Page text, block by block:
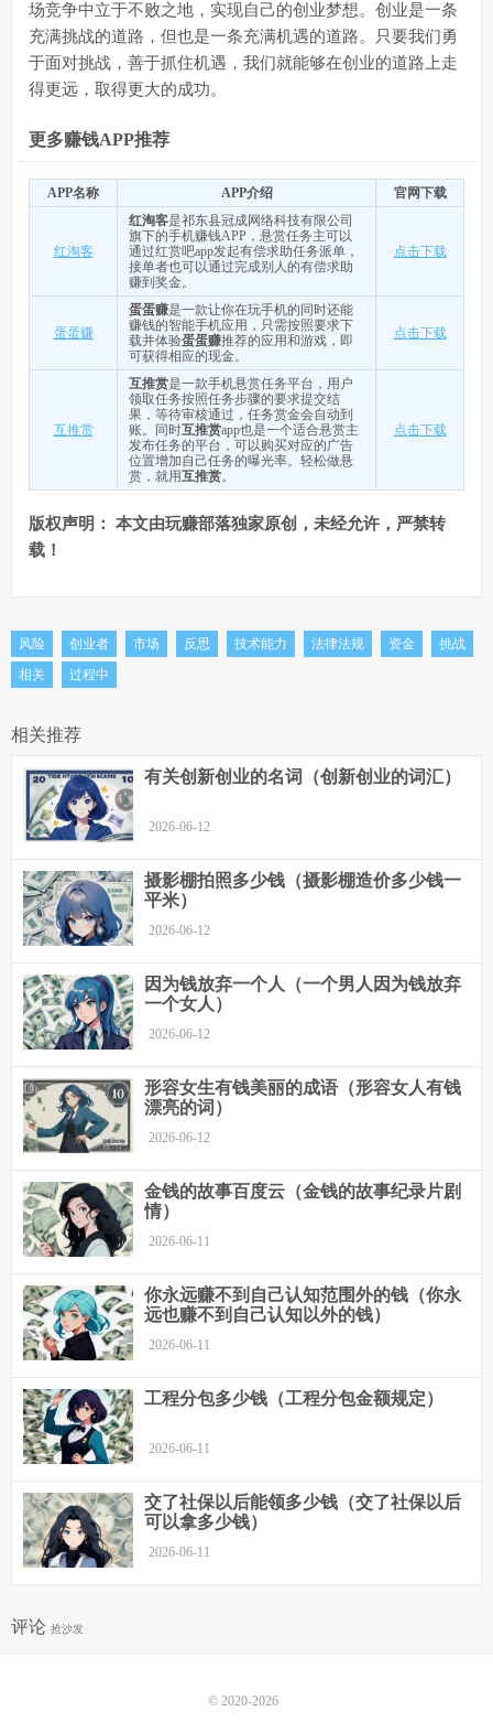
场竞争中立于不败之地，实现自己的创业梦想。创业是一条
充满挑战的道路，但也是一条充满机遇的道路。只要我们勇
于面对挑战，善于抓住机遇，我们就能够在创业的道路上走
得更远，取得更大的成功。
更多赚钱APP推荐
APP名称 APP介绍 官网下载
红淘客
红淘客是祁东县冠成网络科技有限公司
旗下的手机赚钱APP，悬赏任务主可以
通过红赏吧app发起有偿求助任务派单，
接单者也可以通过完成别人的有偿求助
赚到奖金。
点击下载
蛋蛋赚
蛋蛋赚是一款让你在玩手机的同时还能
赚钱的智能手机应用，只需按照要求下
载并体验蛋蛋赚推荐的应用和游戏，即
可获得相应的现金。
点击下载
互推赏
互推赏是一款手机悬赏任务平台，用户
领取任务按照任务步骤的要求提交结
果，等待审核通过，任务赏金会自动到
账。同时互推赏app也是一个适合悬赏主
发布任务的平台，可以购买对应的广告
位置增加自己任务的曝光率。轻松做悬
赏，就用互推赏。
点击下载
版权声明：
本文由玩赚部落独家原创，未经允许，严禁转
载！
风险 创业者 市场 反思 技术能力 法律法规 资金
挑战
相关
过程中
相关推荐
有关创新创业的名词（创新创业的词汇）
2026-06-12
摄影棚拍照多少钱（摄影棚造价多少钱一
平米）
2026-06-12
因为钱放弃一个人（一个男人因为钱放弃
一个女人）
2026-06-12
形容女生有钱美丽的成语（形容女人有钱
漂亮的词）
2026-06-12
金钱的故事百度云（金钱的故事纪录片剧
情）
2026-06-11
你永远赚不到自己认知范围外的钱（你永
远也赚不到自己认知以外的钱）
2026-06-11
工程分包多少钱（工程分包金额规定）
2026-06-11
交了社保以后能领多少钱（交了社保以后
可以拿多少钱）
2026-06-11
评论 抢沙发
© 2020-2026